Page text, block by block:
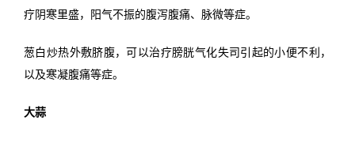
疗阴寒里盛，阳气不振的腹泻腹痛、脉微等症。
葱白炒热外敷脐腹，可以治疗膀胱气化失司引起的小便不利，
以及寒凝腹痛等症。
大蒜